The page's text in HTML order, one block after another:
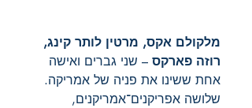
מלקולם אקס, מרטין לותר קינג,
רוזה פארקס – שני גברים ואישה
אחת ששינו את פניה של אמריקה.
שלושה אפריקנים־אמריקנים,